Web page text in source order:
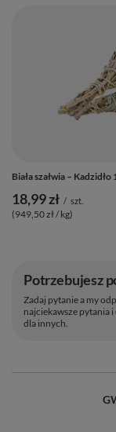
Biała szałwia –
18,99 zł / szt.
(949,50 zł / kg)
Potrzebujesz
Zadaj pytanie a my
najciekawsze pytania
dla innych.